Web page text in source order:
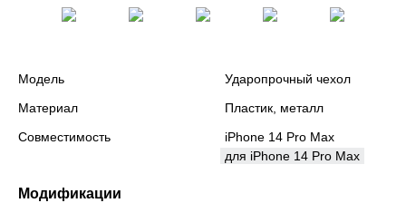
Модель
Ударопрочный чехол
Материал
Пластик, металл
Совместимость
iPhone 14 Pro Max
для iPhone 14 Pro Max
Модификации